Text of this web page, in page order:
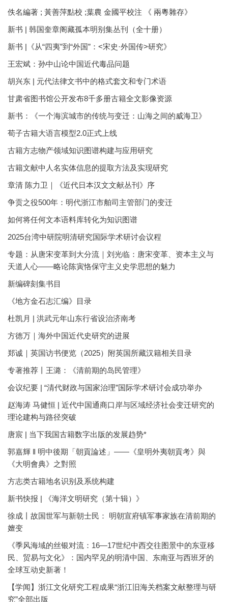
佚名編著 ; 黃善萍點校 ;葉農 金國平校注 《 兩粵雜存》
新书 | 韩国奎章阁藏孤本明别集丛刊（全十册）
新书 |《从“四夷”到“外国”：<宋史·外国传>研究》
王宏斌：孙中山论中国近代毒品问题
胡兴东 | 元代法律文书中的格式套文和专门术语
甘肃省图书馆公开发布8千多册古籍全文影像资源
新书：《一个海滨城市的传统与变迁：山海之间的威海卫》
荀子古籍大语言模型2.0正式上线
古籍方志物产领域知识图谱构建与应用研究
古籍文献中人名实体信息的提取方法及实现研究
章清 陈力卫｜《近代日本汉文文献丛刊》序
争贡之役500年：明代浙江市舶司主管部门的变迁
如何将任何文本语料库转化为知识图谱
2025台湾中研院明清研究国际学术研讨会议程
专题：从唐宋变革到大分流｜刘光临：唐宋变革、资本主义与
天道人心——略论陈寅恪保守主义史学思想的魅力
新编碑刻集书目
《地方金石志汇编》目录
杜凯月 | 洪武元年山东行省设治济南考
方徳万｜海外中国近代史研究的进展
郑诚｜英国访书便览（2025）附英国所藏汉籍相关目录
专著推荐丨王潞：《清前期的岛民管理》
会议纪要 | “清代财政与国家治理”国际学术研讨会成功举办
赵海涛 马健恒 | 近代中国通商口岸与区域经济社会变迁研究的
理论建构与路径突破
唐宸 | 当下我国古籍数字出版的发展趋势*
郭嘉輝 ‖ 明中後期「朝貢論述」——《皇明外夷朝貢考》與
《大明會典》之對照
方志类古籍地名识别及系统构建
新书快报 | 《海洋文明研究（第十辑）》
徐成丨故国世军与新朝士民： 明朝宣府镇军事家族在清前期的
嬗变
《季风海域的丝银对流：16—17世纪中西交往图景中的东亚移
民、贸易与文化》：国内罕见的明清中国、东南亚与西班牙的
全球互动史新著！
【学闻】浙江文化研究工程成果“浙江旧海关档案文献整理与研
究”全部出版